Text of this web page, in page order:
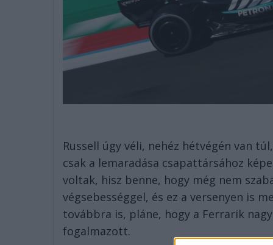
Russell úgy véli, nehéz hétvégén van
csak a lemaradása csapattársához
voltak, hisz benne, hogy még nem
végsebességgel, és ez a versenyen is
továbbra is, pláne, hogy a Ferrarik
fogalmazott.